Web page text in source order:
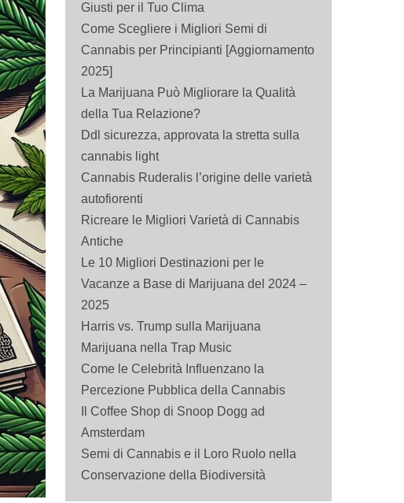
Giusti per il Tuo Clima
Come Scegliere i Migliori Semi di
Cannabis per Principianti [Aggiornamento
2025]
La Marijuana Può Migliorare la Qualità
della Tua Relazione?
Ddl sicurezza, approvata la stretta sulla
cannabis light
Cannabis Ruderalis l’origine delle varietà
autofiorenti
Ricreare le Migliori Varietà di Cannabis
Antiche
Le 10 Migliori Destinazioni per le
Vacanze a Base di Marijuana del 2024 –
2025
Harris vs. Trump sulla Marijuana
Marijuana nella Trap Music
Come le Celebrità Influenzano la
Percezione Pubblica della Cannabis
Il Coffee Shop di Snoop Dogg ad
Amsterdam
Semi di Cannabis e il Loro Ruolo nella
Conservazione della Biodiversità